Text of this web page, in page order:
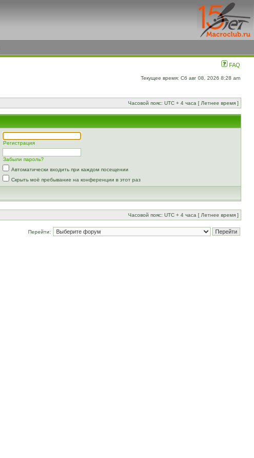
FAQ
Текущее время: Сб авг 08, 2026 8:28 am
Часовой пояс: UTC + 4 часа [ Летнее время ]
Регистрация
Забыли пароль?
Автоматически входить при каждом посещении
Скрыть моё пребывание на конференции в этот раз
Часовой пояс: UTC + 4 часа [ Летнее время ]
Перейти: